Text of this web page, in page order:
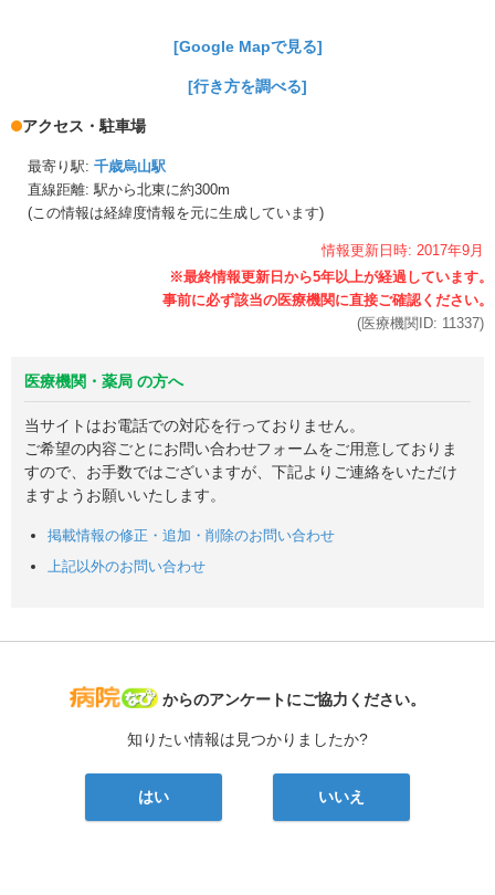
[Google Mapで見る]
[行き方を調べる]
アクセス・駐車場
最寄り駅: 千歳烏山駅
直線距離: 駅から北東に約300m
(この情報は経緯度情報を元に生成しています)
情報更新日時: 2017年9月
(医療機関ID: 11337)
医療機関・薬局 の方へ
当サイトはお電話での対応を行っておりません。
ご希望の内容ごとにお問い合わせフォームをご用意しておりま
すので、お手数ではございますが、下記よりご連絡をいただけ
ますようお願いいたします。
掲載情報の修正・追加・削除のお問い合わせ
上記以外のお問い合わせ
病院なび
からのアンケートにご協力ください。
知りたい情報は見つかりましたか?
はい いいえ